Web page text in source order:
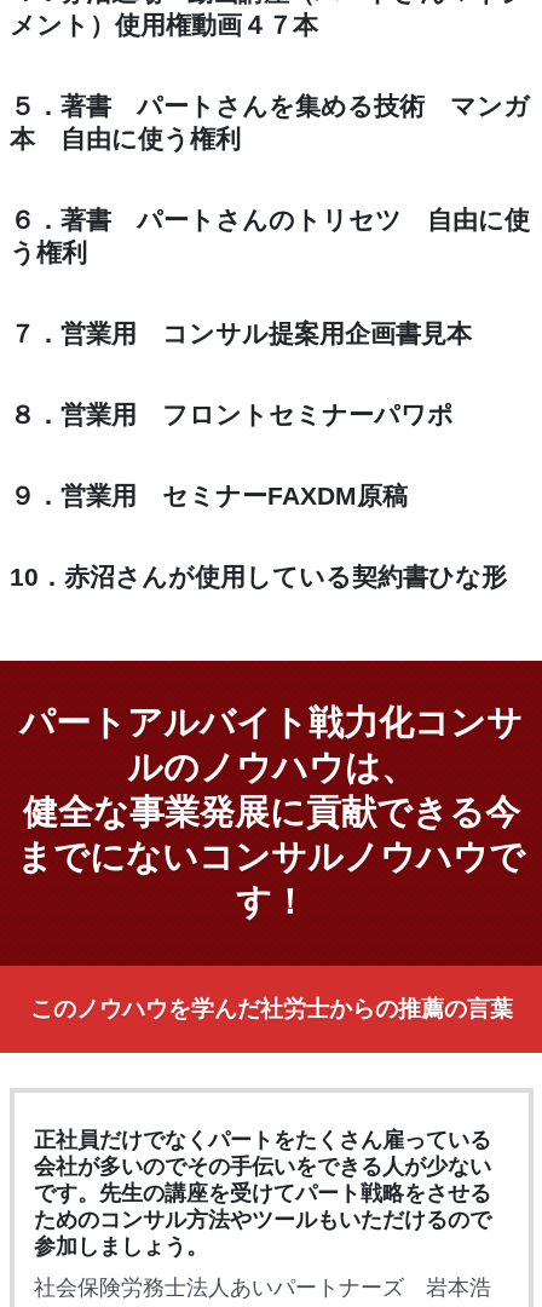
メント）使用権動画４７本
５．著書 パートさんを集める技術 マンガ
本 自由に使う権利
６．著書 パートさんのトリセツ 自由に使
う権利
７．営業用 コンサル提案用企画書見本
８．営業用 フロントセミナーパワポ
９．営業用 セミナーFAXDM原稿
10．赤沼さんが使用している契約書ひな形
パートアルバイト戦力化コンサ
ルのノウハウは、
健全な事業発展に貢献できる今
までにないコンサルノウハウで
す！
このノウハウを学んだ社労士からの推薦の言葉
正社員だけでなくパートをたくさん雇っている
会社が多いのでその手伝いをできる人が少ない
です。先生の講座を受けてパート戦略をさせる
ためのコンサル方法やツールもいただけるので
参加しましょう。
社会保険労務士法人あいパートナーズ 岩本浩